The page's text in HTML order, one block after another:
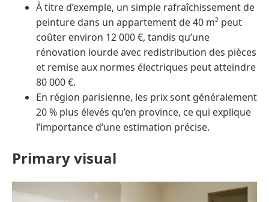
À titre d’exemple, un simple rafraîchissement de
peinture dans un appartement de 40 m² peut
coûter environ 12 000 €, tandis qu’une
rénovation lourde avec redistribution des pièces
et remise aux normes électriques peut atteindre
80 000 €.
En région parisienne, les prix sont généralement
20 % plus élevés qu’en province, ce qui explique
l’importance d’une estimation précise.
Primary visual